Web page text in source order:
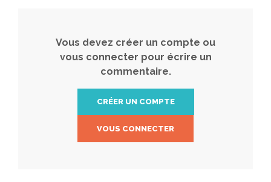
Vous devez créer un compte ou
vous connecter pour écrire un
commentaire.
CRÉER UN COMPTE
VOUS CONNECTER